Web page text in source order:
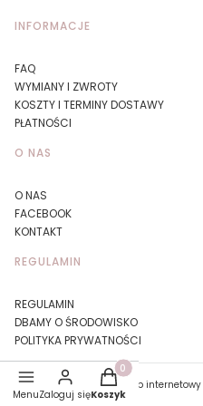
Linki w stopce
INFORMACJE
FAQ
WYMIANY I ZWROTY
KOSZTY I TERMINY DOSTAWY
PŁATNOŚCI
O NAS
O NAS
FACEBOOK
KONTAKT
REGULAMIN
REGULAMIN
DBAMY O ŚRODOWISKO
POLITYKA PRYWATNOŚCI
Sklep internetowy
MenuZaloguj się
Produkty w
Koszyk